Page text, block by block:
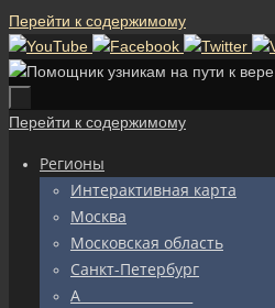
Перейти к содержимому
Перейти к содержимому
Регионы
Интерактивная карта
Москва
Московская область
Санкт-Петербург
А_________________